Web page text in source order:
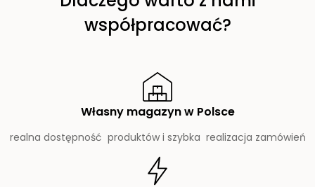
współpracować?
Własny magazyn w Polsce
realna dostępność produktów i szybka realizacja zamówień